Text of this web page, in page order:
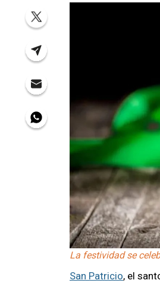
La festividad se
San Patricio, el